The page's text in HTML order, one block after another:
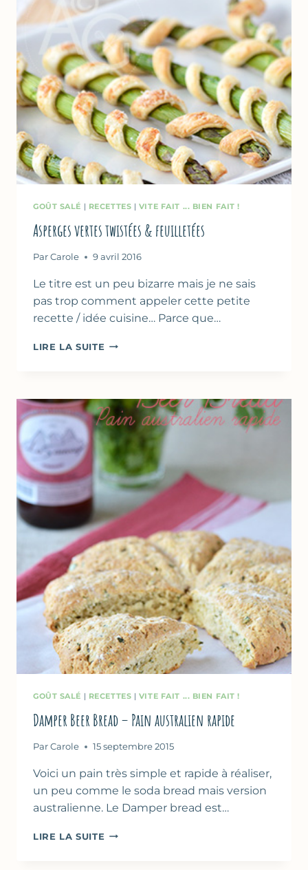
GOÛT SALÉ | RECETTES | VITE FAIT ... BIEN FAIT !
Asperges vertes twistées & feuilletées
Par Carole 9 avril 2016
Le titre est un peu bizarre mais je ne sais
pas trop comment appeler cette petite
recette / idée cuisine… Parce que…
LIRE LA SUITE ASPERGES
FEUILLETÉES
GOÛT SALÉ | RECETTES | VITE FAIT ... BIEN FAIT !
Damper Beer Bread – Pain australien rapide
Par Carole 15 septembre 2015
Voici un pain très simple et rapide à réaliser,
un peu comme le soda bread mais version
australienne. Le Damper bread est…
LIRE LA SUITE DAMPER